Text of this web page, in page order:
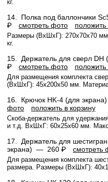
кг.
14. Полка под баллончики
₽
смотреть фото положить
Размеры (ВхШхГ): 270х70х70
кг.
15. Держатель для сверл
₽
смотреть фото положить
Для размещения комплекта
(ВхШхГ): 45x200x50 мм.
16. Крючок HK-4 (для
фото
положить в корзину
Скоба-держатель для
и т.д. ВхШхГ: 60x25x60 мм.
17. Держатель для
экрана) — 260 ₽ смотреть
Для размещения комплекта
размера. Размеры (ВхШхГ):